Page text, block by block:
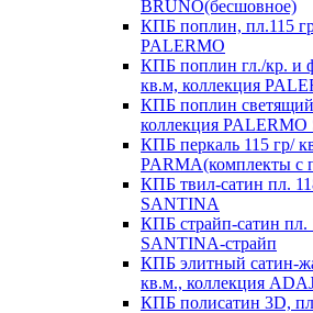
BRUNO(бесшовное)
КПБ поплин, пл.115
PALERMO
КПБ поплин гл./кр. и
кв.м, коллекция
КПБ поплин
коллекция PALERMO
КПБ перкаль 115 гр/
PARMA(комплекты с
КПБ твил-сатин пл.
SANTINA
КПБ страйп-сатин пл.
SANTINA-страйп
КПБ элитный сатин-
кв.м., коллекция
КПБ полисатин 3D,